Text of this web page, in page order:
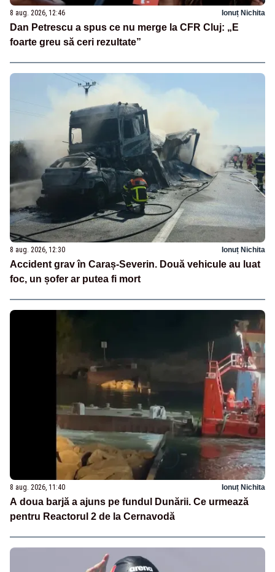
8 aug. 2026, 12:46 Ionuț Nichita
Dan Petrescu a spus ce nu merge la CFR Cluj: „E
foarte greu să ceri rezultate”
8 aug. 2026, 12:30 Ionuț Nichita
Accident grav în Caraș-Severin. Două vehicule au luat
foc, un șofer ar putea fi mort
8 aug. 2026, 11:40 Ionuț Nichita
A doua barjă a ajuns pe fundul Dunării. Ce urmează
pentru Reactorul 2 de la Cernavodă